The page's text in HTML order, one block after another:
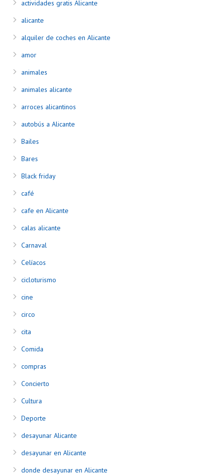
actividades gratis Alicante
alicante
alquiler de coches en Alicante
amor
animales
animales alicante
arroces alicantinos
autobús a Alicante
Bailes
Bares
Black friday
café
cafe en Alicante
calas alicante
Carnaval
Celíacos
cicloturismo
cine
circo
cita
Comida
compras
Concierto
Cultura
Deporte
desayunar Alicante
desayunar en Alicante
donde desayunar en Alicante